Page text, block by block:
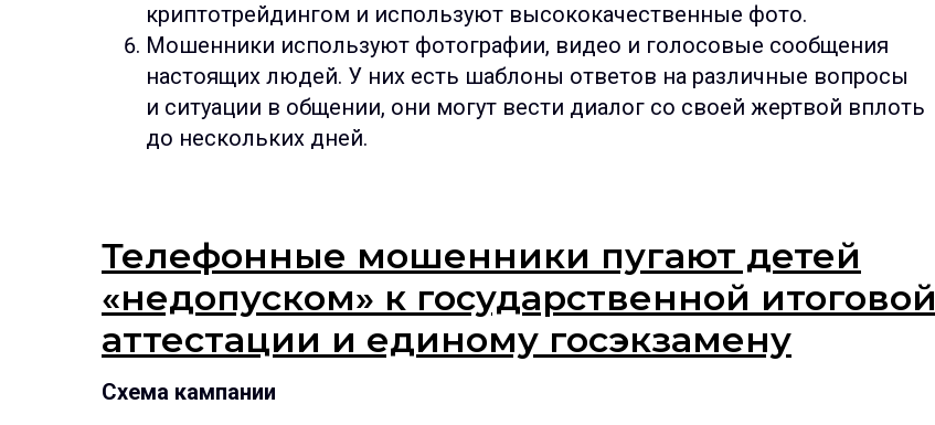
криптотрейдингом и используют высококачественные фото.
Мошенники используют фотографии, видео и голосовые сообщения
настоящих людей. У них есть шаблоны ответов на различные вопросы
и ситуации в общении, они могут вести диалог со своей жертвой вплоть
до нескольких дней.
Телефонные мошенники пугают детей
«недопуском» к государственной итоговой
аттестации и единому госэкзамену
Схема кампании